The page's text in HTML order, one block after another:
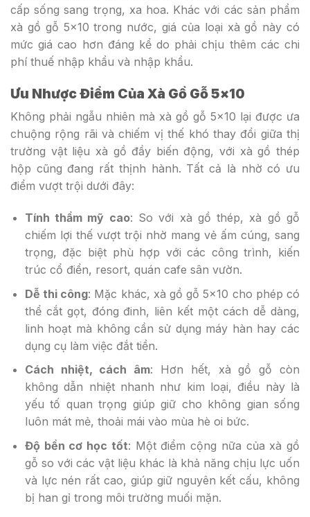
cấp sống sang trọng, xa hoa. Khác với các sản phẩm
xà gồ gỗ 5×10 trong nước, giá của loại xà gồ này có
mức giá cao hơn đáng kể do phải chịu thêm các chi
phí thuế nhập khẩu và nhập khẩu.
Ưu Nhược Điểm Của Xà Gồ Gỗ 5×10
Không phải ngẫu nhiên mà xà gồ gỗ 5×10 lại được ưa
chuộng rộng rãi và chiếm vị thế khó thay đổi giữa thị
trường vật liệu xà gồ đầy biến động, với xà gồ thép
hộp cũng đang rất thịnh hành. Tất cả là nhờ có ưu
điểm vượt trội dưới đây:
Tính thẩm mỹ cao: So với xà gồ thép, xà gồ gỗ
chiếm lợi thế vượt trội nhờ mang vẻ ấm cúng, sang
trọng, đặc biệt phù hợp với các công trình, kiến
trúc cổ điển, resort, quán cafe sân vườn.
Dễ thi công: Mặc khác, xà gồ gỗ 5×10 cho phép có
thể cắt gọt, đóng đinh, liên kết một cách dễ dàng,
linh hoạt mà không cần sử dụng máy hàn hay các
dụng cụ làm việc đắt tiền.
Cách nhiệt, cách âm: Hơn hết, xà gồ gỗ còn
không dẫn nhiệt nhanh như kim loại, điều này là
yếu tố quan trọng giúp giữ cho không gian sống
luôn mát mẻ, thoải mái vào mùa hè oi bức.
Độ bền cơ học tốt: Một điểm cộng nữa của xà gồ
gỗ so với các vật liệu khác là khả năng chịu lực uốn
và lực nén rất cao, giúp giữ nguyên kết cấu, không
bị han gỉ trong môi trường muối mặn.